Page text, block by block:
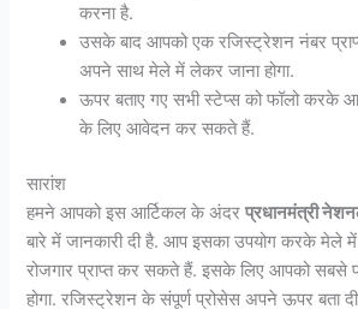
करना है.
उसके बाद आपको एक रजिस्ट्रेशन नंबर
अपने साथ मेले में लेकर जाना होगा.
ऊपर बताए गए सभी स्टेप्स को फॉलो करके
के लिए आवेदन कर सकते हैं.
सारांश
हमने आपको इस आर्टिकल के अंदरप्रधानमंत्री
बारे में जानकारी दी है. आप इसका उपयोग करके मेले
रोजगार प्राप्त कर सकते हैं. इसके लिए आपको सबसे
होगा. रजिस्ट्रेशन के संपूर्ण प्रोसेस अपने ऊपर बता